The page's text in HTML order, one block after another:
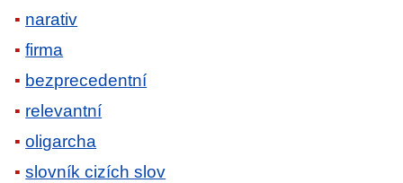
narativ
firma
bezprecedentní
relevantní
oligarcha
slovník cizích slov